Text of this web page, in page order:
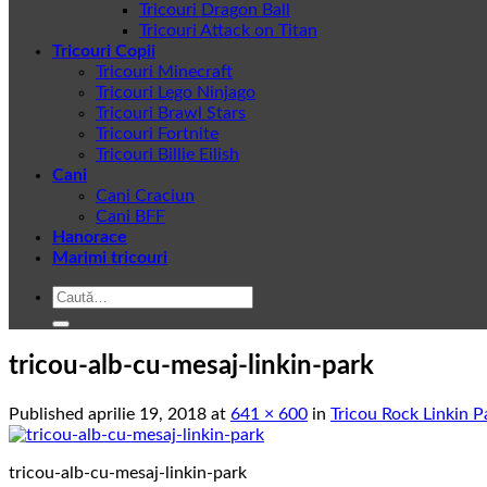
Tricouri Dragon Ball
Tricouri Attack on Titan
Tricouri Copii
Tricouri Minecraft
Tricouri Lego Ninjago
Tricouri Brawl Stars
Tricouri Fortnite
Tricouri Billie Eilish
Cani
Cani Craciun
Cani BFF
Hanorace
Marimi tricouri
Caută
tricou-alb-cu-mesaj-linkin-park
Published aprilie 19, 2018 at 641 × 600 in Tricou Rock Linkin
tricou-alb-cu-mesaj-linkin-park